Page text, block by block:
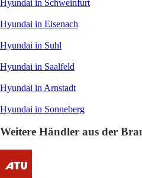
Hyundai in Schweinfurt
Hyundai in Eisenach
Hyundai in Suhl
Hyundai in Saalfeld
Hyundai in Arnstadt
Hyundai in Sonneberg
Weitere Händler aus der